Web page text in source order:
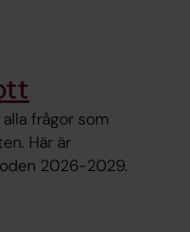
frågor som
Här är
2026-2029.